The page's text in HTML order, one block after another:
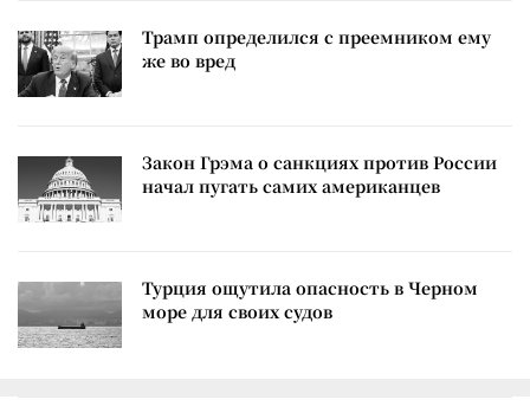
Трамп определился с преемником ему
же во вред
Закон Грэма о санкциях против России
начал пугать самих американцев
Турция ощутила опасность в Черном
море для своих судов